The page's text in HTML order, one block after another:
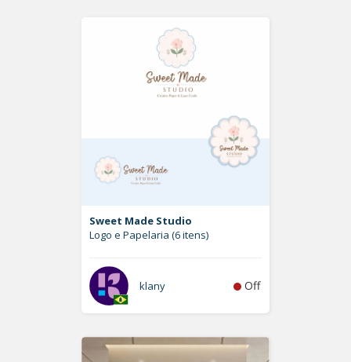
Sweet Made Studio
Logo e Papelaria (6 itens)
klany Off